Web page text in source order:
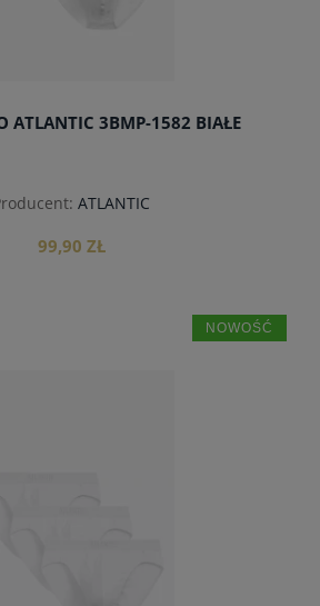
ATLANTIC 3BMP-1582 BIAŁE
ATLANTIC
99,90 ZŁ
NOWOŚĆ